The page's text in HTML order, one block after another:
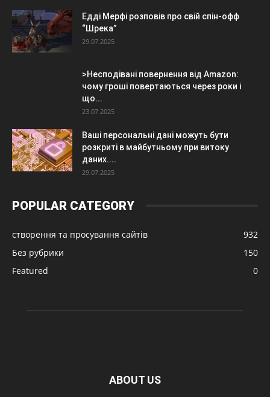
Едді Мерфі розповів про свій спін-офф
“Шрека”
29.07.2025
>Несподівані повернення від Amazon:
чому гроші повертаються через роки і
що...
23.07.2025
Ваші персональні дані можуть бути
розкриті в майбутньому при витоку
даних....
29.07.2025
POPULAR CATEGORY
створення та просування сайтів
932
Без рубрики
150
Featured
0
ABOUT US